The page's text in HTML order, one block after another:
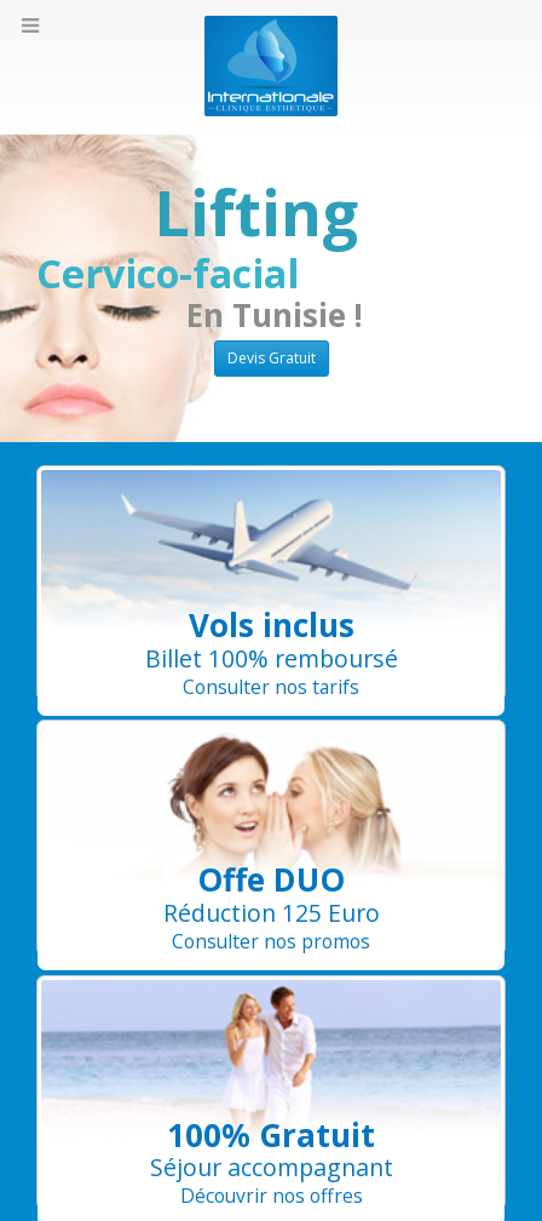
Lifting
Cervico-facial
En Tunisie !
Devis Gratuit
Vols inclus
Billet 100% remboursé
Consulter nos tarifs
Offe DUO
Réduction 125 Euro
Consulter nos promos
100% Gratuit
Séjour accompagnant
Découvrir nos offres